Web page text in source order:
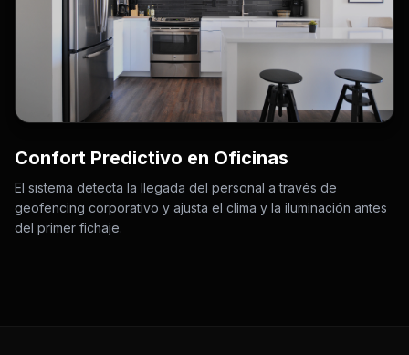
Confort Predictivo en Oficinas
El sistema detecta la llegada del personal a través de
geofencing corporativo y ajusta el clima y la iluminación antes
del primer fichaje.